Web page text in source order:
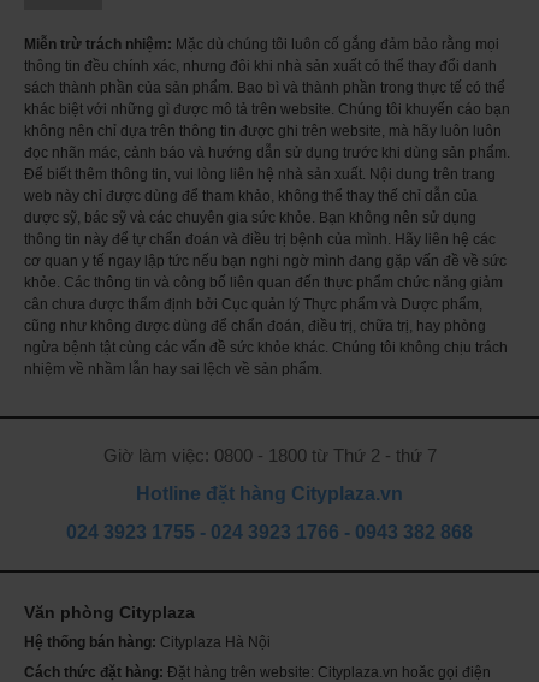
Chiết suất bổ sung từ Lutein (tp hiện diện rất nhiều trong mắt với chức
năng lọc ánh sáng xanh) và các dưỡng chất, hoạt chất sinh học từ tự nhiên
giúp hỗ trợ điều tiết mắt, cải thiệnchứng khô mắt, đau nhức mắt, chảy nước
mắt sống.
Hướng dẫn sử dụng viên uống bổ mắt việt quất Blueberry & Lutein hộp
360 Viên của Nhật Bản:
Ngày uống 2 lần mỗi lần 2 viên sau ăn.
Lưu ý:
– Nếu triệu chứng không giảm hãy đến bác sĩ của bạn.
– Lưu trữ dưới 30 độ C ở nơi khô ráo tránh xa ánh sáng mặt trời trực tiếp.
– Luôn đọc kỹ hướng dẫn trước khi dùng.
– Chỉ sử dụng theo chỉ dẫn.
Lưu ý: Sản phẩm này không phải là thuốc, không có tác dụng thay thế
người. Vui lòng đọc kỹ hướng dẫn in trên bao bì sản phẩm trước khi sử
Miễn trừ trách nhiệm: Mặc dù chúng tôi luôn cố gắng đảm bảo rằng mọi
thông tin đều chính xác, nhưng đôi khi nhà sản xuất có thể thay đổi danh
sách thành phần của sản phẩm. Bao bì và thành phần trong thực tế có thể
khác biệt với những gì được mô tả trên website. Chúng tôi khuyến cáo bạn
không nên chỉ dựa trên thông tin được ghi trên website, mà hãy luôn luôn
đọc nhãn mác, cảnh báo và hướng dẫn sử dụng trước khi dùng sản phẩm.
Để biết thêm thông tin, vui lòng liên hệ nhà sản xuất. Nội dung trên trang
web này chỉ được dùng để tham khảo, không thể thay thế chỉ dẫn của
dược sỹ, bác sỹ và các chuyên gia sức khỏe. Bạn không nên sử dụng
thông tin này để tự chẩn đoán và điều trị bệnh của mình. Hãy liên hệ các
cơ quan y tế ngay lập tức nếu bạn nghi ngờ mình đang gặp vấn đề về sức
khỏe. Các thông tin và công bố liên quan đến thực phẩm chức năng giảm
cân chưa được thẩm định bởi Cục quản lý Thực phẩm và Dược phẩm,
cũng như không được dùng để chẩn đoán, điều trị, chữa trị, hay phòng
ngừa bệnh tật cùng các vấn đề sức khỏe khác. Chúng tôi không chịu trách
nhiệm về nhầm lẫn hay sai lệch về sản phẩm.
Giờ làm việc: 0800 - 1800 từ Thứ 2 - thứ 7
Hotline đặt hàng Cityplaza.vn
024 3923 1755 - 024 3923 1766 - 0943 382 868
Văn phòng Cityplaza
Hệ thống bán hàng: Cityplaza Hà Nội
Cách thức đặt hàng: Đặt hàng trên website: Cityplaza.vn hoăc gọi điện